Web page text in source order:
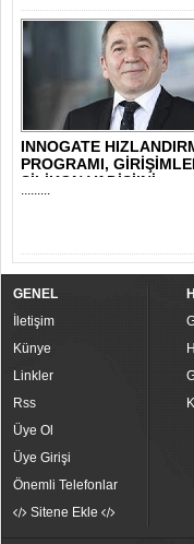
INNOGATE
PROGRAMI,
SİLİKON VADİSİ’Nİ..
.........
GENEL
İletişim
Künye
Linkler
Rss
Üye Ol
Üye Girişi
Önemli Telefonlar
Sitene Ekle